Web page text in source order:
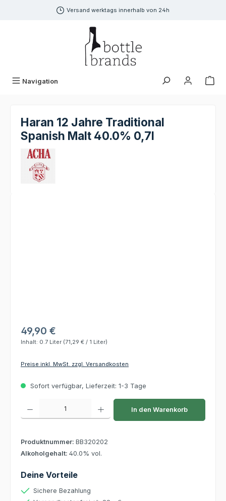
Versand werktags innerhalb von 24h
Navigation
Haran 12 Jahre Traditional
Spanish Malt 40.0% 0,7l
49,90 €
Inhalt: 0.7 Liter (71,29 € / 1 Liter)
Preise inkl. MwSt. zzgl. Versandkosten
Sofort verfügbar, Lieferzeit: 1-3 Tage
Produkt Anzahl: Gib den gewünschten Wert ein oder benutze die Schaltflächen um
In den Warenkorb
Produktnummer: BB320202
Alkoholgehalt: 40.0% vol.
Deine Vorteile
Sichere Bezahlung